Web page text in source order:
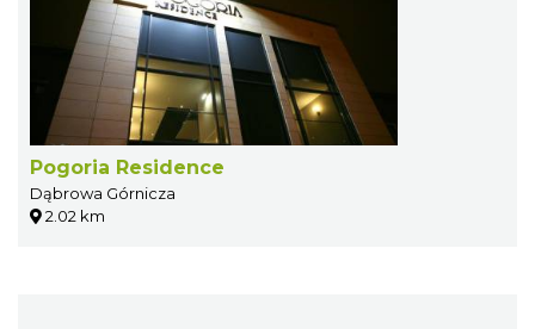
Pogoria Residence
Dąbrowa Górnicza
2.02 km